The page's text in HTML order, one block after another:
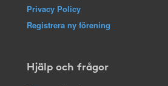
Privacy Policy
Registrera ny förening
Hjälp och frågor